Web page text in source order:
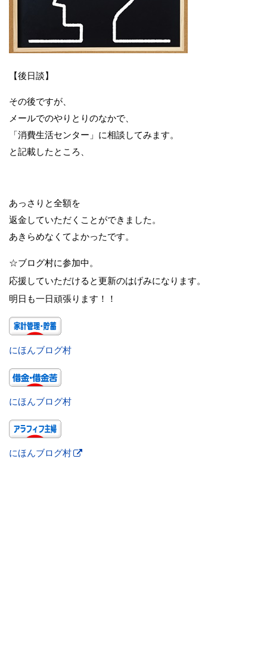
【後日談】
その後ですが、
メールでのやりとりのなかで、
「消費生活センター」に相談してみます。
と記載したところ、
あっさりと全額を
返金していただくことができました。
あきらめなくてよかったです。
☆ブログ村に参加中。
応援していただけると更新のはげみになります。
明日も一日頑張ります！！
にほんブログ村
にほんブログ村
にほんブログ村